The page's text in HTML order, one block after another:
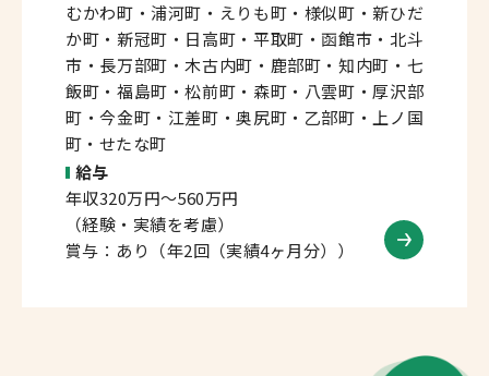
むかわ町・浦河町・えりも町・様似町・新ひだ
か町・新冠町・日高町・平取町・函館市・北斗
市・長万部町・木古内町・鹿部町・知内町・七
飯町・福島町・松前町・森町・八雲町・厚沢部
町・今金町・江差町・奥尻町・乙部町・上ノ国
町・せたな町
給与
年収320万円～560万円
（経験・実績を考慮）
賞与：あり（年2回（実績4ヶ月分））